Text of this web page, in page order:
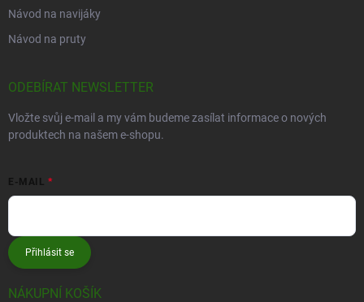
Návod na navijáky
Návod na pruty
ODEBÍRAT NEWSLETTER
Vložte svůj e-mail a my vám budeme zasílat informace o nových
produktech na našem e-shopu.
E-MAIL
Přihlásit se
NÁKUPNÍ KOŠÍK